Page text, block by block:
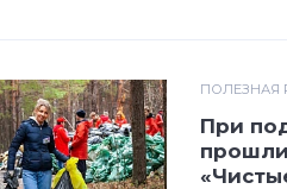
ПОЛЕЗНАЯ
При